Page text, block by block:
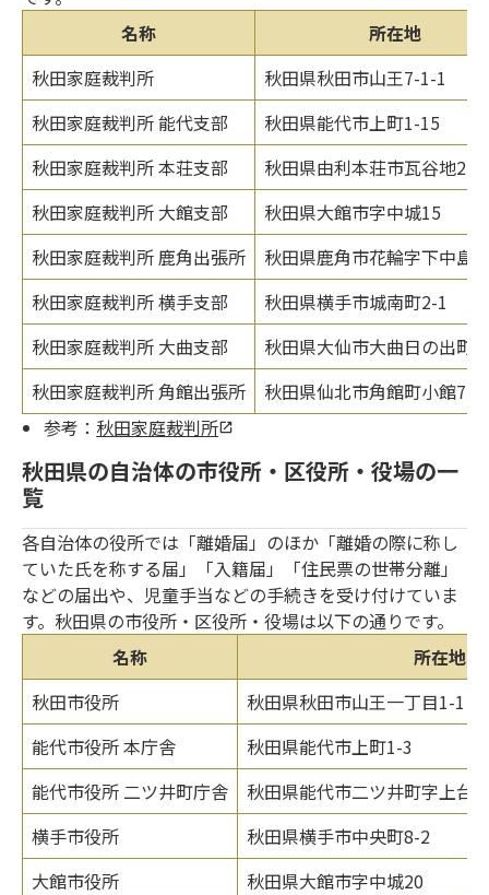
名称
所在地
秋田家庭裁判所
秋田県秋田市山王7-1-1
秋田家庭裁判所 能代支部
秋田県能代市上町1-15
秋田家庭裁判所 本荘支部
秋田県由利本荘市瓦谷地21
秋田家庭裁判所 大館支部
秋田県大館市字中城15
秋田家庭裁判所 鹿角出張所
秋田県鹿角市花輪字下中島
秋田家庭裁判所 横手支部
秋田県横手市城南町2-1
秋田家庭裁判所 大曲支部
秋田県大仙市大曲日の出町
秋田家庭裁判所 角館出張所
秋田県仙北市角館町小館77-
参考： 秋田家庭裁判所
秋田県の自治体の市役所・区役所・役場の一
覧
各自治体の役所では「離婚届」のほか「離婚の際に称し
ていた氏を称する届」「入籍届」「住民票の世帯分離」
などの届出や、児童手当などの手続きを受け付けていま
す。秋田県の市役所・区役所・役場は以下の通りです。
名称
所在地
秋田市役所
秋田県秋田市山王一丁目1-1
能代市役所 本庁舎
秋田県能代市上町1-3
能代市役所 二ツ井町庁舎
秋田県能代市二ツ井町字上台
横手市役所
秋田県横手市中央町8-2
大館市役所
秋田県大館市字中城20